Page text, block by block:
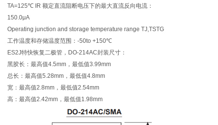
TA=125℃ IR 额定直流阻断电压下的最大直流反向电流：
150.0μA
Operating junction and storage temperature range TJ,TSTG
工作温度和存储温度范围：-50to +150℃
ES2J特快恢复二极管，DO-214AC封装尺寸：
黑胶长：最高值4.5mm，最低值3.99mm
总长：最高值5.28mm，最低值4.8mm
宽：最高值2.8mm，最低值2.54mm
高：最高值2.42mm，最低值1.98mm